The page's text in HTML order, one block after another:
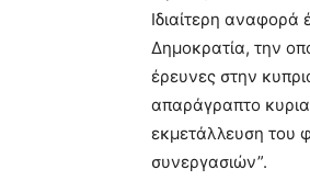
Ιδιαίτερη αναφορά
Δημοκρατία, την
έρευνες στην
απαράγραπτο
εκμετάλλευση του
συνεργασιών”.